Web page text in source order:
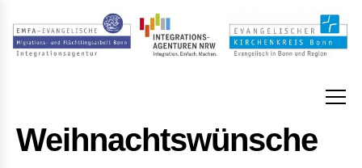
Weihnachtswünsche